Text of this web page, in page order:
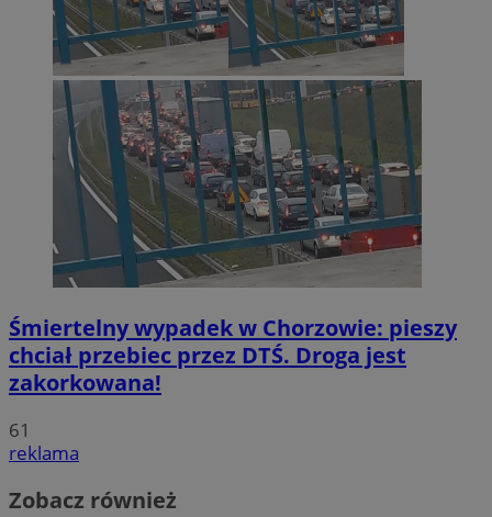
Śmiertelny wypadek w Chorzowie: pieszy
chciał przebiec przez DTŚ. Droga jest
zakorkowana!
61
reklama
Zobacz również